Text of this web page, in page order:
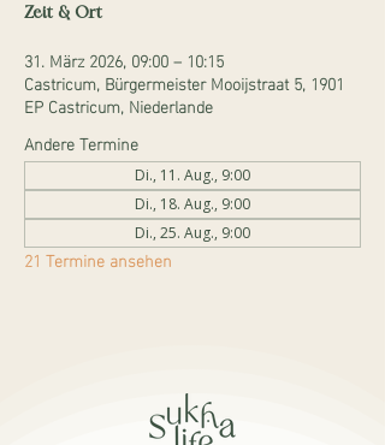
Zeit & Ort
31. März 2026, 09:00 – 10:15
Castricum, Bürgermeister Mooijstraat 5, 1901
EP Castricum, Niederlande
Andere Termine
Di., 11. Aug., 9:00
Di., 18. Aug., 9:00
Di., 25. Aug., 9:00
21 Termine ansehen